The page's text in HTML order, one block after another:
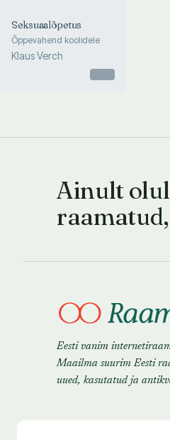
Seksuaalõpetus
Õppevahend koolidele
Klaus Verch
Ainult
Eesti vanim
Maailma suurim Eesti
uued, kasutatud ja